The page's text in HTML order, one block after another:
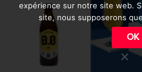
expérience sur notre site web.
site, nous supposerons
OK